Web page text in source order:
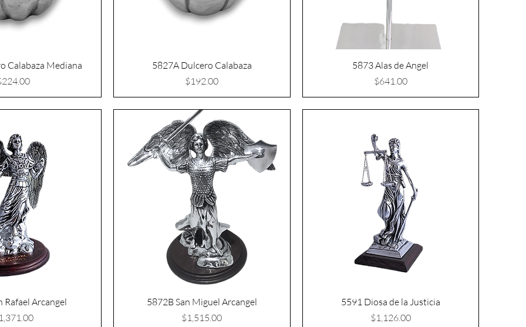
Calabaza Mediana
5827A Dulcero Calabaza
Precio
$192.00
5873 Alas de Angel
Precio
$641.00
Rafael Arcangel
5872B San Miguel Arcangel
Precio
$1,515.00
5591 Diosa de la Justicia
Precio
$1,126.00